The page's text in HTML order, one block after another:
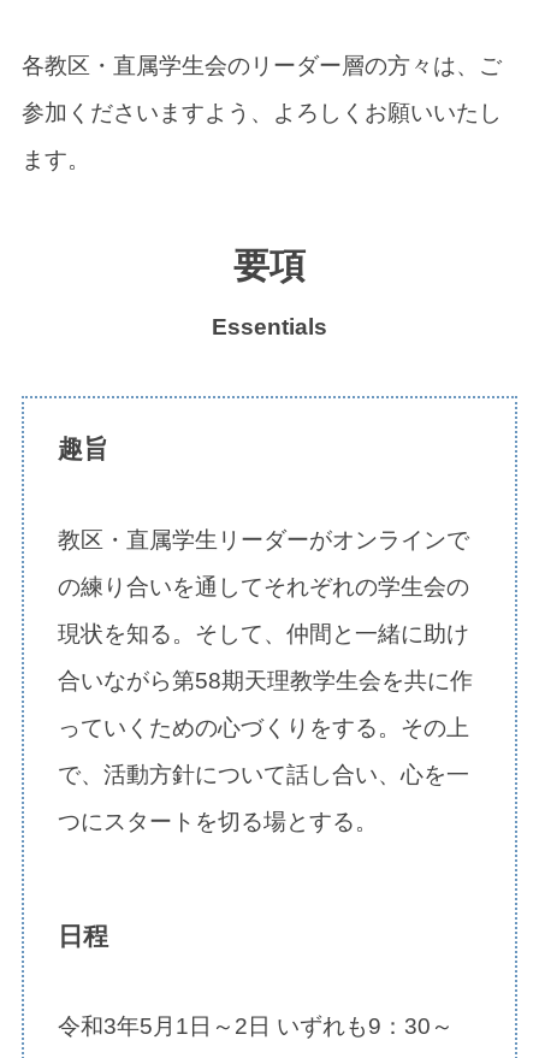
各教区・直属学生会のリーダー層の方々は、ご
参加くださいますよう、よろしくお願いいたし
ます。
要項
Essentials
趣旨
教区・直属学生リーダーがオンラインで
の練り合いを通してそれぞれの学生会の
現状を知る。そして、仲間と一緒に助け
合いながら第58期天理教学生会を共に作
っていくための心づくりをする。その上
で、活動方針について話し合い、心を一
つにスタートを切る場とする。
日程
令和3年5月1日～2日 いずれも9：30～